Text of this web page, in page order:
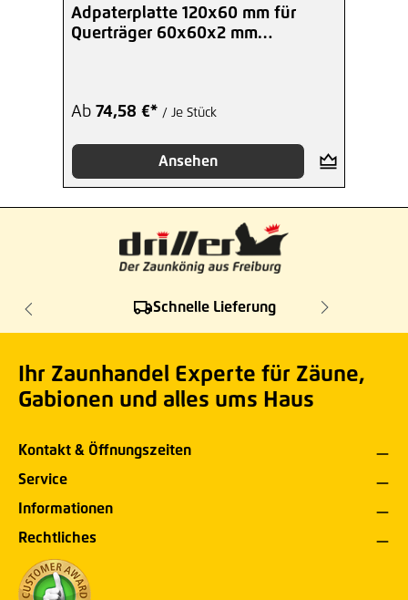
Adpaterplatte 120x60 mm für
Querträger 60x60x2 mm
Ab 74,58 €* / Je Stück
Ansehen
Schnelle Lieferung
Ihr Zaunhandel Experte für Zäune,
Gabionen und alles ums Haus
Kontakt & Öffnungszeiten
Service
Informationen
Rechtliches